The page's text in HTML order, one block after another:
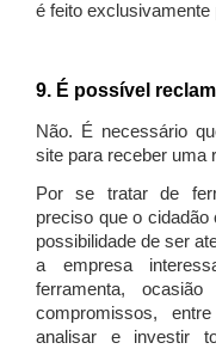
é feito exclusivamente
9. É possível
Não. É necessário
site para receber uma
Por se tratar de
preciso que o
possibilidade de ser
a empresa
ferramenta,
compromissos,
analisar e investir